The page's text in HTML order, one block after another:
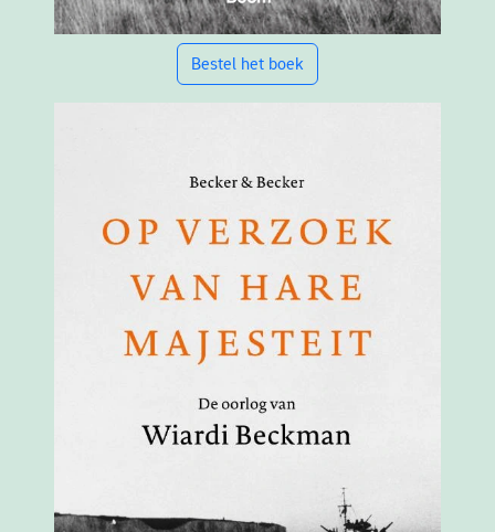
Bestel het boek